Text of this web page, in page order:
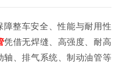
障整车安全、性能与耐用性
凭借无焊缝、高强度、耐高
轴、排气系统、制动油管等